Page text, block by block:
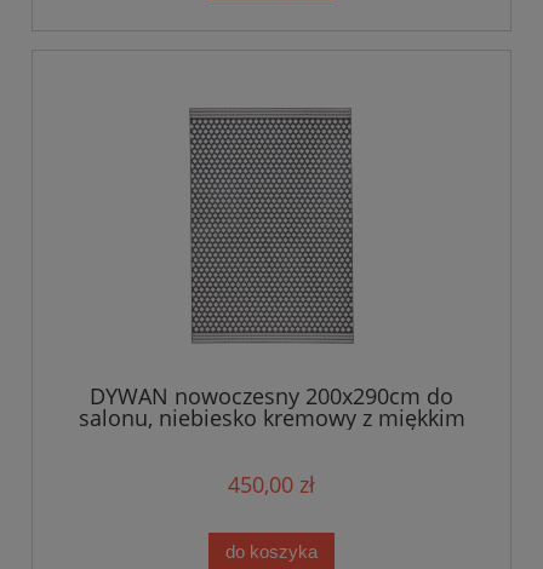
DYWAN nowoczesny 200x290cm do
salonu, niebiesko kremowy z miękkim
włosem Zala Living
450,00 zł
do koszyka